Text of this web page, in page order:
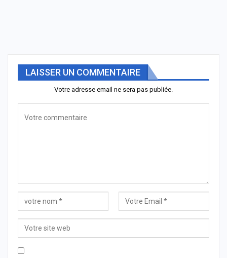
LAISSER UN COMMENTAIRE
Votre adresse email ne sera pas publiée.